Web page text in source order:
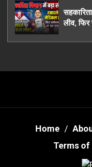
लीव,
Home
Terms of